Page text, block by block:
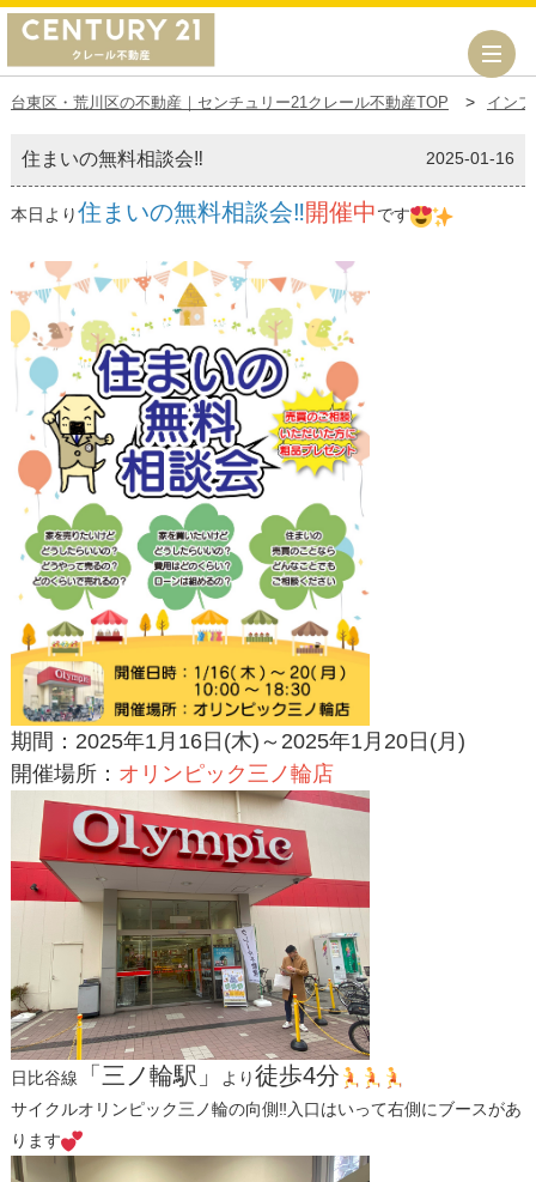
台東区・荒川区の不動産｜センチュリー21クレール不動産TOP イン
住まいの無料相談会‼ 2025-01-16
本日より住まいの無料相談会‼開催中です
期間：2025年1月16日(木)～2025年1月20日(月)
開催場所： オリンピック三ノ輪店
日比谷線 「三ノ輪駅」 より徒歩4分
サイクルオリンピック三ノ輪の向側‼入口はいって右側にブースがあ
ります